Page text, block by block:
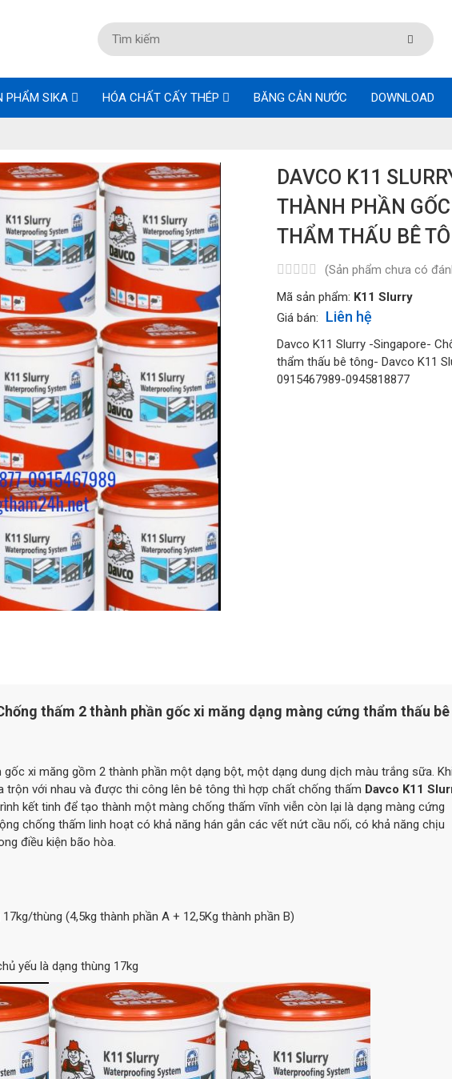
PHẨM SIKA HÓA CHẤT CẤY THÉP BĂNG CẢN NƯỚC DOWNLOAD
DAVCO K11
THÀNH PHẦN
THẨM THẤU BÊ
(Sản phẩm chưa có
Mã sản phẩm: K11 Slurry
Giá bán:
Liên hệ
Davco K11 Slurry -Singapore-
thẩm thấu bê tông- Davco K11
0915467989-0945818877
thấm 2 thành phần gốc xi măng dạng màng cứng thẩm thấu bê
xi măng gồm 2 thành phần một dạng bột, một dạng dung dịch màu trắng sữa.
trộn với nhau và được thi công lên bê tông thì hợp chất chống thấm Davco K11
kết tinh để tạo thành một màng chống thấm vĩnh viễn còn lại là dạng màng cứng
chống thấm linh hoạt có khả năng hán gắn các vết nứt cầu nối, có khả năng chịu
điều kiện bão hòa.
thùng (4,5kg thành phần A + 12,5Kg thành phần B)
yếu là dạng thùng 17kg